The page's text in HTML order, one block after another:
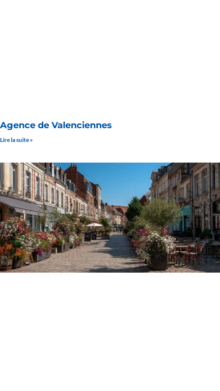
Agence de Valenciennes
Lire la suite »